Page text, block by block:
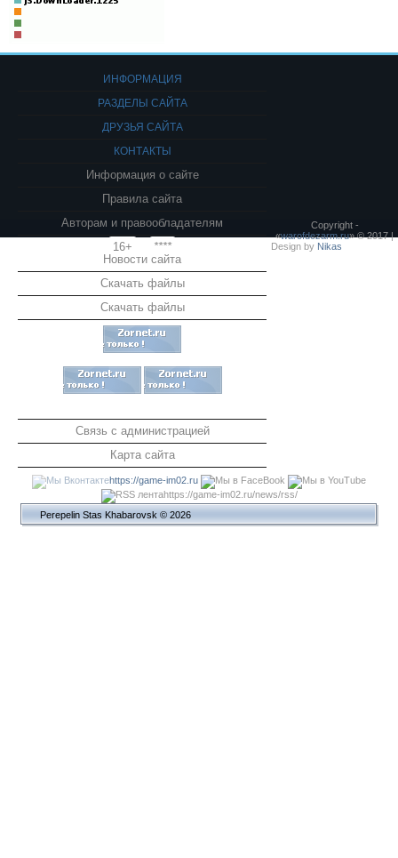
ИНФОРМАЦИЯ
РАЗДЕЛЫ САЙТА
ДРУЗЬЯ САЙТА
КОНТАКТЫ
Информация о сайте
Правила сайта
Авторам и правообладателям
16+
****
Новости сайта
Скачать файлы
Скачать файлы
Связь с администрацией
Карта сайта
Copyright -
«warofdezarm.ru» © 2017 |
Design by Nikas
https://game-im02.ru
https://game-im02.ru/news/rss/
Perepelin Stas Khabarovsk © 2026